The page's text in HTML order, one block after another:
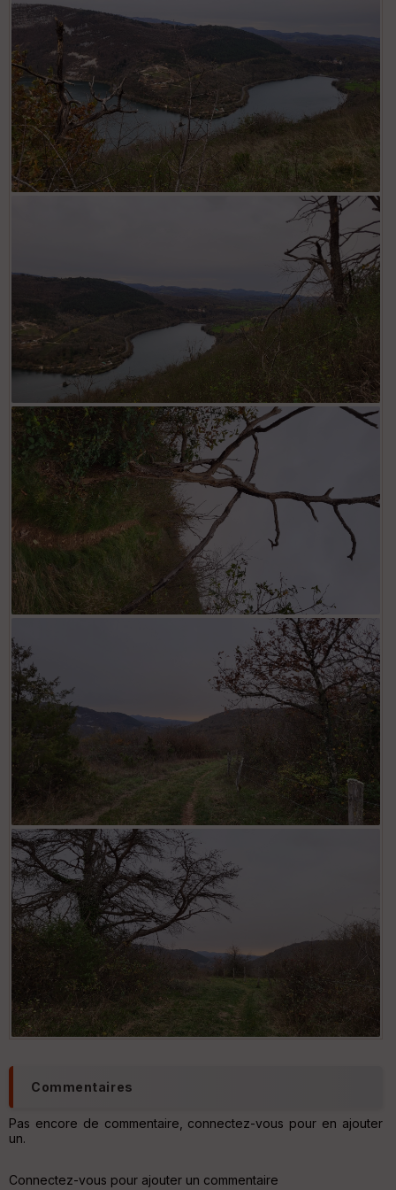
Commentaires
Pas encore de commentaire, connectez-vous pour en ajouter
un.
Connectez-vous pour ajouter un commentaire